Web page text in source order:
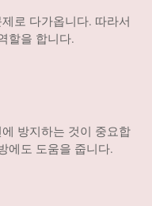
로 다가옵니다. 따라서
할을 합니다.
방지하는 것이 중요합
에도 도움을 줍니다.